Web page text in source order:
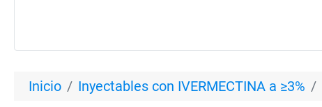
Inicio Inyectables con IVERMECTINA a ≥3%